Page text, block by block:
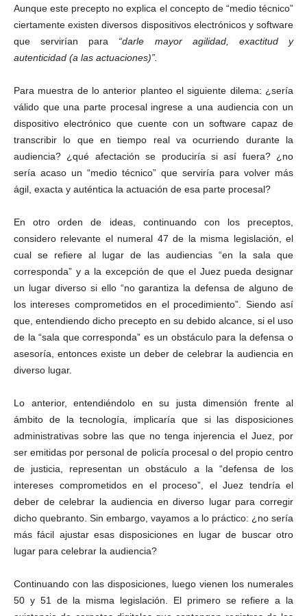
Aunque este precepto no explica el concepto de “medio técnico”
ciertamente existen diversos dispositivos electrónicos y software
que servirían para “darle mayor agilidad, exactitud y
autenticidad (a las actuaciones)”.
Para muestra de lo anterior planteo el siguiente dilema: ¿sería
válido que una parte procesal ingrese a una audiencia con un
dispositivo electrónico que cuente con un software capaz de
transcribir lo que en tiempo real va ocurriendo durante la
audiencia? ¿qué afectación se produciría si así fuera? ¿no
sería acaso un “medio técnico” que serviría para volver más
ágil, exacta y auténtica la actuación de esa parte procesal?
En otro orden de ideas, continuando con los preceptos,
considero relevante el numeral 47 de la misma legislación, el
cual se refiere al lugar de las audiencias “en la sala que
corresponda” y a la excepción de que el Juez pueda designar
un lugar diverso si ello “no garantiza la defensa de alguno de
los intereses comprometidos en el procedimiento”. Siendo así
que, entendiendo dicho precepto en su debido alcance, si el uso
de la “sala que corresponda” es un obstáculo para la defensa o
asesoría, entonces existe un deber de celebrar la audiencia en
diverso lugar.
Lo anterior, entendiéndolo en su justa dimensión frente al
ámbito de la tecnología, implicaría que si las disposiciones
administrativas sobre las que no tenga injerencia el Juez, por
ser emitidas por personal de policía procesal o del propio centro
de justicia, representan un obstáculo a la “defensa de los
intereses comprometidos en el proceso”, el Juez tendría el
deber de celebrar la audiencia en diverso lugar para corregir
dicho quebranto. Sin embargo, vayamos a lo práctico: ¿no sería
más fácil ajustar esas disposiciones en lugar de buscar otro
lugar para celebrar la audiencia?
Continuando con las disposiciones, luego vienen los numerales
50 y 51 de la misma legislación. El primero se refiere a la